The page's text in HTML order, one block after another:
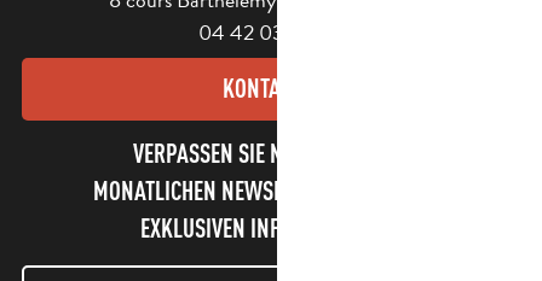
04 42 03 49 98
KONTAKT
VERPASSEN SIE NICHT UNSEREN
MONATLICHEN NEWSLETTER UND UNSERE
EXKLUSIVEN INFORMATIONEN!